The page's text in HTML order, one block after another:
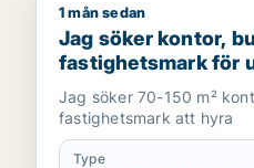
Jag söker kontor,
1 mån sedan
Jag söker kontor,
fastighetsmark för
Centrum, Kirseberg
Jag söker 70-150 m²
fastighetsmark att hyra
Type